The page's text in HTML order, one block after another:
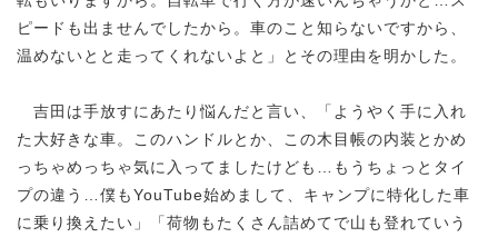
ピードも出ませんでしたから。車のこと知らないですから、
温めないとと走ってくれないよと」とその理由を明かした。
吉田は手放すにあたり悩んだと言い、「ようやく手に入れ
た大好きな車。このハンドルとか、この木目帳の内装とかめ
っちゃめっちゃ気に入ってましたけども…もうちょっとタイ
プの違う…僕もYouTube始めまして、キャンプに特化した車
に乗り換えたい」「荷物もたくさん詰めてで山も登れていう